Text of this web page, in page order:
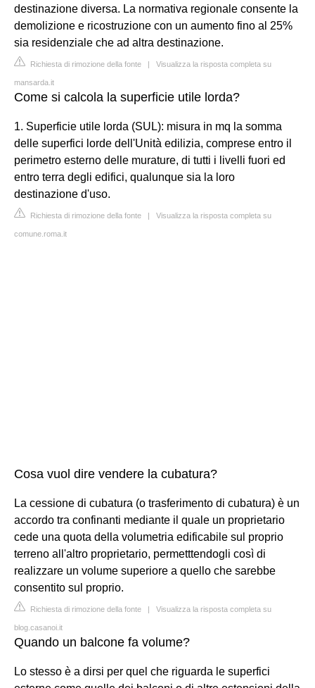
destinazione diversa. La normativa regionale consente la
demolizione e ricostruzione con un aumento fino al 25%
sia residenziale che ad altra destinazione.
Richiesta di rimozione della fonte | Visualizza la risposta completa su
mansarda.it
Come si calcola la superficie utile lorda?
1. Superficie utile lorda (SUL): misura in mq la somma
delle superfici lorde dell'Unità edilizia, comprese entro il
perimetro esterno delle murature, di tutti i livelli fuori ed
entro terra degli edifici, qualunque sia la loro
destinazione d'uso.
Richiesta di rimozione della fonte | Visualizza la risposta completa su
comune.roma.it
Cosa vuol dire vendere la cubatura?
La cessione di cubatura (o trasferimento di cubatura) è un
accordo tra confinanti mediante il quale un proprietario
cede una quota della volumetria edificabile sul proprio
terreno all'altro proprietario, permetttendogli così di
realizzare un volume superiore a quello che sarebbe
consentito sul proprio.
Richiesta di rimozione della fonte | Visualizza la risposta completa su
blog.casanoi.it
Quando un balcone fa volume?
Lo stesso è a dirsi per quel che riguarda le superfici